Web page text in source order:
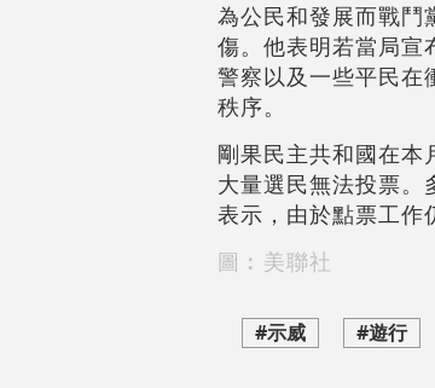
為公民和發展而戰鬥
傷。他表明若當局宣
警察以及一些平民在
秩序。
剛果民主共和國在
大量選民無法投票。
表示，由於點票工作
圖︰美聯社
#示威 #遊行